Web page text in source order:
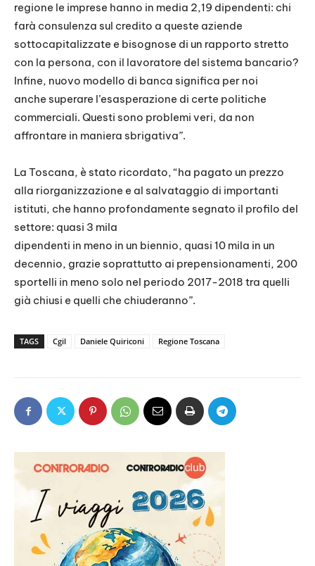
regione le imprese hanno in media 2,19 dipendenti: chi
farà consulenza sul credito a queste aziende
sottocapitalizzate e bisognose di un rapporto stretto
con la persona, con il lavoratore del sistema bancario?
Infine, nuovo modello di banca significa per noi
anche superare l’esasperazione di certe politiche
commerciali. Questi sono problemi veri, da non
affrontare in maniera sbrigativa”.
La Toscana, è stato ricordato, “ha pagato un prezzo
alla riorganizzazione e al salvataggio di importanti
istituti, che hanno profondamente segnato il profilo del
settore: quasi 3 mila
dipendenti in meno in un biennio, quasi 10 mila in un
decennio, grazie soprattutto ai prepensionamenti, 200
sportelli in meno solo nel periodo 2017-2018 tra quelli
già chiusi e quelli che chiuderanno”.
TAGS Cgil Daniele Quiriconi Regione Toscana